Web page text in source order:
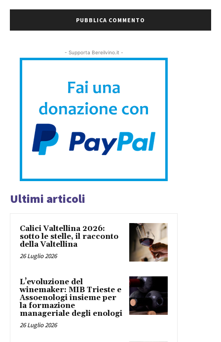
- Supporta Bereilvino.it -
Ultimi articoli
Calici Valtellina 2026:
sotto le stelle, il racconto
della Valtellina
26 Luglio 2026
L’evoluzione del
winemaker: MIB Trieste e
Assoenologi insieme per
la formazione
manageriale degli enologi
26 Luglio 2026